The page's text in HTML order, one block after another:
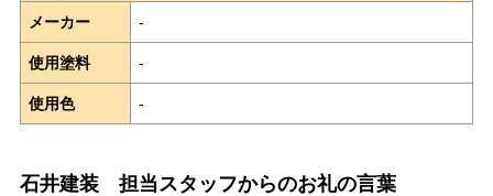
メーカー -
使用塗料 -
使用色 -
石井建装 担当スタッフからのお礼の言葉